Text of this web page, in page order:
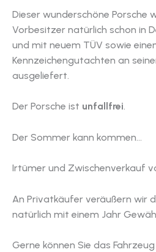
Dieser wunderschöne Porsche
Vorbesitzer natürlich schon in
und mit neuem TÜV sowie
Kennzeichengutachten an
ausgeliefert.
Der Porsche ist unfallfrei.
Der Sommer kann kommen…
Irtümer und Zwischenverkauf
An Privatkäufer veräußern wir
natürlich mit einem Jahr
Gerne können Sie das